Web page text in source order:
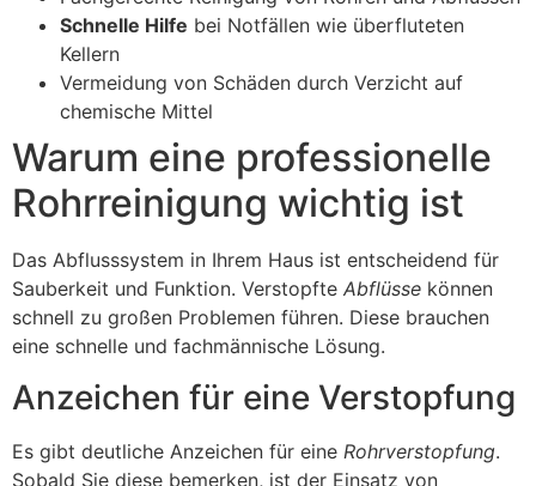
Schnelle Hilfe bei Notfällen wie überfluteten
Kellern
Vermeidung von Schäden durch Verzicht auf
chemische Mittel
Warum eine professionelle
Rohrreinigung wichtig ist
Das Abflusssystem in Ihrem Haus ist entscheidend für
Sauberkeit und Funktion. Verstopfte Abflüsse können
schnell zu großen Problemen führen. Diese brauchen
eine schnelle und fachmännische Lösung.
Anzeichen für eine Verstopfung
Es gibt deutliche Anzeichen für eine Rohrverstopfung.
Sobald Sie diese bemerken, ist der Einsatz von